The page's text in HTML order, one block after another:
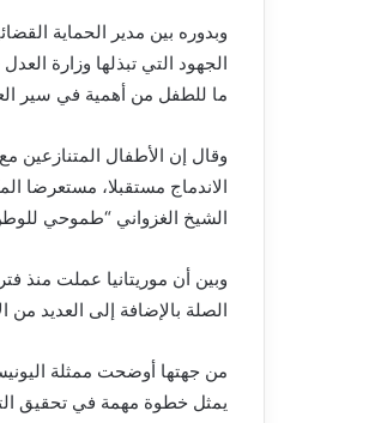
وبدوره بين مدير الحماية
الجهود التي تبذلها وزارة
ما للطفل من أهمية في سير
وقال إن الأطفال المتنازعين
الاندماج مستقبلا، مستعرضا
الشيخ الغزواني “طموحي
وبين أن موريتانيا عملت منذ
الصلة بالإضافة إلى العديد من
من جهتها أوضحت ممثلة
يمثل خطوة مهمة في تحقيق